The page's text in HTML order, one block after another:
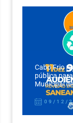
Cabo Frio
pública
Municipal
09/12/